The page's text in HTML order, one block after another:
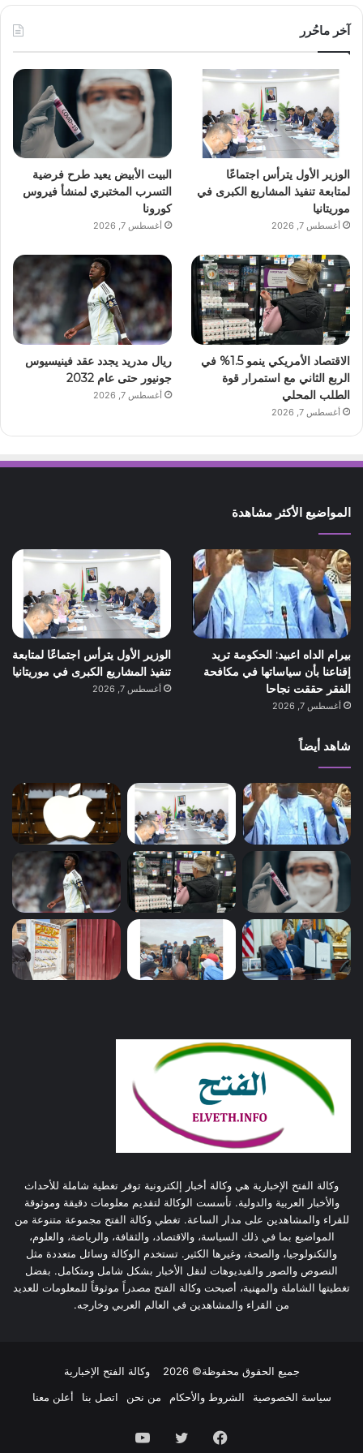
آخر ماحُرر
الوزير الأول يترأس اجتماعًا
لمتابعة تنفيذ المشاريع الكبرى في
موريتانيا
أغسطس 7, 2026
البيت الأبيض يعيد طرح فرضية
التسرب المختبري لمنشأ فيروس
كورونا
أغسطس 7, 2026
الاقتصاد الأمريكي ينمو 1.5% في
الربع الثاني مع استمرار قوة
الطلب المحلي
أغسطس 7, 2026
ريال مدريد يجدد عقد فينيسيوس
جونيور حتى عام 2032
أغسطس 7, 2026
المواضيع الأكثر مشاهدة
بيرام الداه اعبيد: الحكومة تريد
إقناعنا بأن سياساتها في مكافحة
الفقر حققت نجاحا
أغسطس 7, 2026
الوزير الأول يترأس اجتماعًا لمتابعة
تنفيذ المشاريع الكبرى في موريتانيا
أغسطس 7, 2026
شاهد أيضاً
وكالة الفتح الإخبارية هي وكالة أخبار إلكترونية توفر تغطية شاملة للأحداث
والأخبار العربية والدولية. تأسست الوكالة لتقديم معلومات دقيقة وموثوقة
للقراء والمشاهدين على مدار الساعة. تغطي وكالة الفتح مجموعة متنوعة من
المواضيع بما في ذلك السياسة، والاقتصاد، والثقافة، والرياضة، والعلوم،
والتكنولوجيا، والصحة، وغيرها الكثير. تستخدم الوكالة وسائل متعددة مثل
النصوص والصور والفيديوهات لنقل الأخبار بشكل شامل ومتكامل. بفضل
تغطيتها الشاملة والمهنية، أصبحت وكالة الفتح مصدراً موثوقاً للمعلومات للعديد
من القراء والمشاهدين في العالم العربي وخارجه.
جميع الحقوق محفوظة© 2026
وكالة الفتح الإخبارية
سياسة الخصوصية
الشروط والأحكام من نحن اتصل بنا أعلن معنا
فيسبوك تويتر يوتيوب